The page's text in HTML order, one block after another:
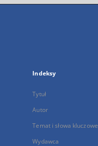
Indeksy
Tytuł
Autor
Temat i słowa kluczowe
Wydawca